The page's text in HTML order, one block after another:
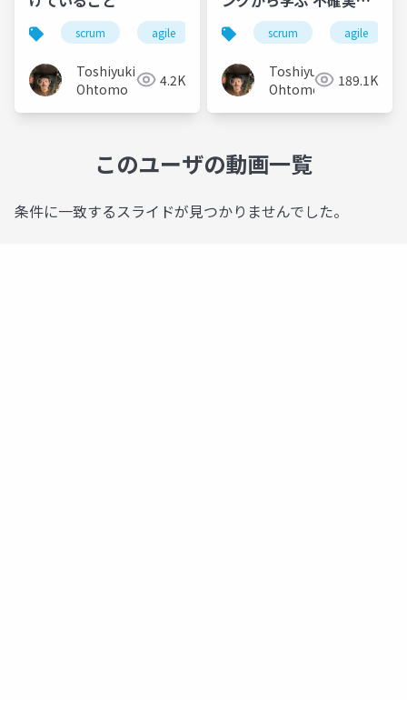
scrum agile スクラム アジャイル
Toshiyuki
Ohtomo
4.2K
状況に適応し続けるた
めの チーム作り
scrum agile
Toshiyuki
Ohtomo
189.1K
このユーザの動画一覧
条件に一致するスライドが見つかりませんでした。